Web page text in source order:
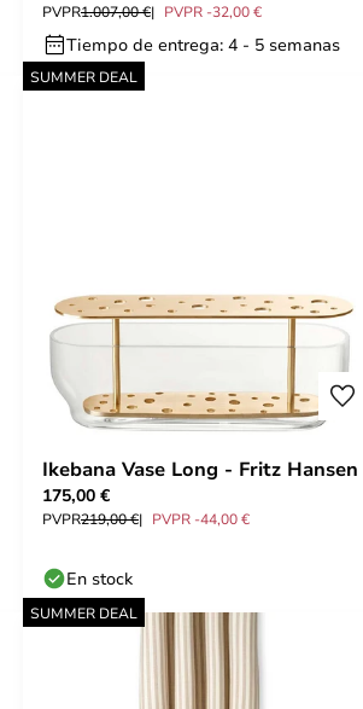
PVPR1.007,00 € PVPR -32,00 €
Tiempo de entrega: 4 - 5 semanas
SUMMER DEAL
Ikebana Vase Long - Fritz Hansen
175,00 €
PVPR219,00 € PVPR -44,00 €
En stock
SUMMER DEAL